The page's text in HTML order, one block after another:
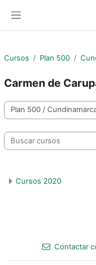
Cursos Plan 500
Carmen de
Categorías
Buscar cursos
Cursos 2020
Contactar